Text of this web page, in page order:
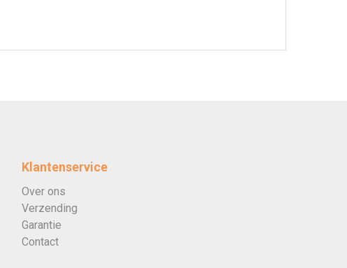
Klantenservice
Over ons
Verzending
Garantie
Contact